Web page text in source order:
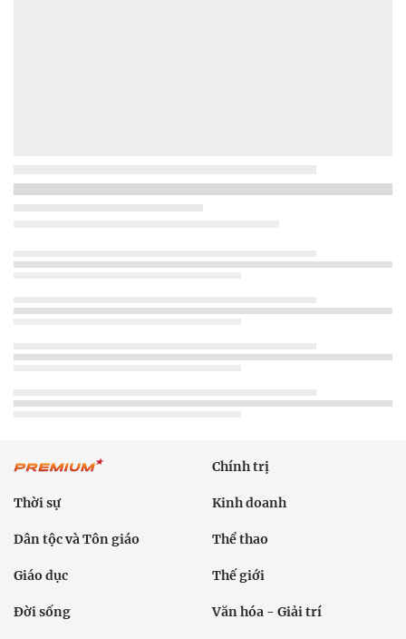
Chính trị
Thời sự Kinh doanh
Dân tộc và Tôn giáo Thể thao
Giáo dục Thế giới
Đời sống Văn hóa - Giải trí